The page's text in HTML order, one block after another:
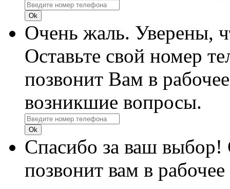
Очень жаль. Уверены,
Оставьте свой номер
позвонит Вам в
возникшие вопросы.
Спасибо за ваш
позвонит вам в